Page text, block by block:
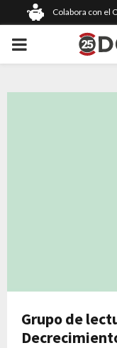
Colabora con el
PRIMARY
Grupo de